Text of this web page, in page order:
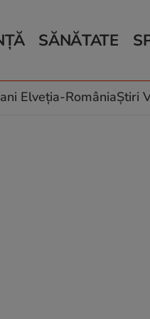
climatice
SĂNĂTATE
Relații
Rețete culinare
Elveția-RomâniaȘtiri